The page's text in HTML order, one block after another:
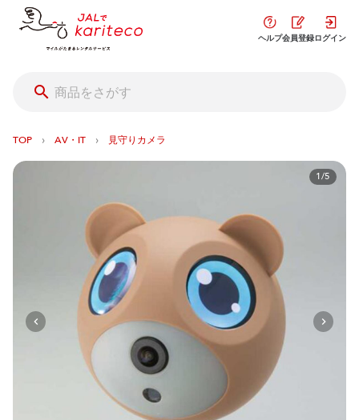
ヘルプ会員登録ログイン
TOP › AV・IT › 見守りカメラ
1/5